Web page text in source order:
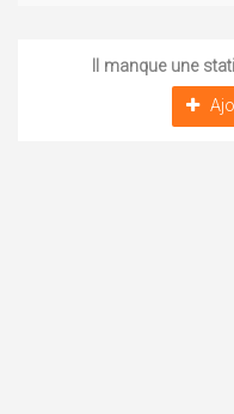
Il manque une